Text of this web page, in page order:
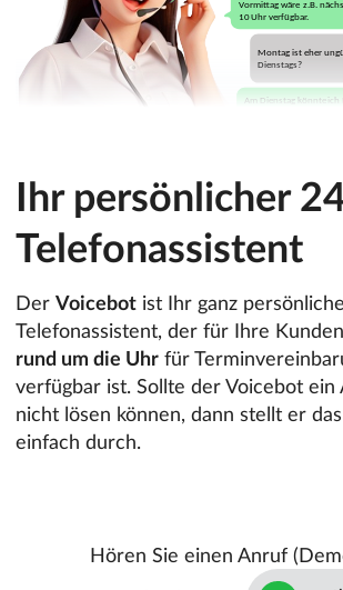
Ihr persönlicher
Telefonassistent
Der Voicebot ist Ihr ganz
Telefonassistent, der für Ihre
rund um die Uhr für
verfügbar ist. Sollte der Voicebot ein
nicht lösen können, dann stellt er
einfach durch.
Hören Sie einen Anruf